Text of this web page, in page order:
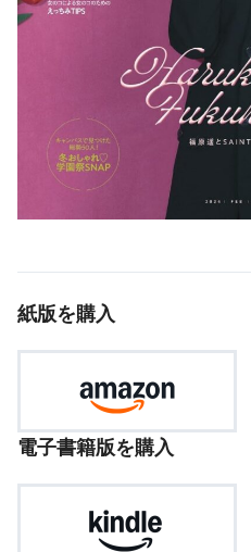
紙版を購入
電子書籍版を購入